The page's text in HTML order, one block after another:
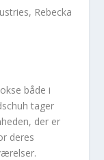
Rebecka
både i
tager
der er
deres